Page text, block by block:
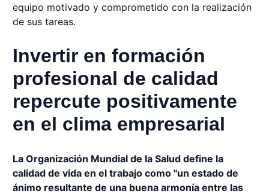
equipo motivado y comprometido con la realización
de sus tareas.
Invertir en formación
profesional de calidad
repercute positivamente
en el clima empresarial
La Organización Mundial de la Salud define la
calidad de vida en el trabajo como "un estado de
ánimo resultante de una buena armonía entre las